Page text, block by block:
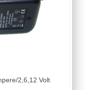
Klein 0,3 Ampere/2,6,12 Volt